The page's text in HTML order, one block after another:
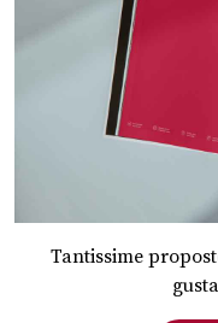
Tantissime